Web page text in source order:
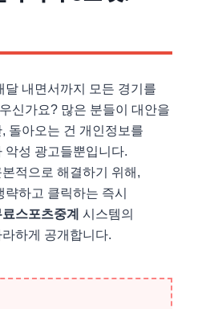
달 내면서까지 모든 경기를
신가요? 많은 분들이 대안을
돌아오는 건 개인정보를
악성 광고들뿐입니다.
적으로 해결하기 위해,
하고 클릭하는 즉시
료스포츠중계 시스템의
하게 공개합니다.